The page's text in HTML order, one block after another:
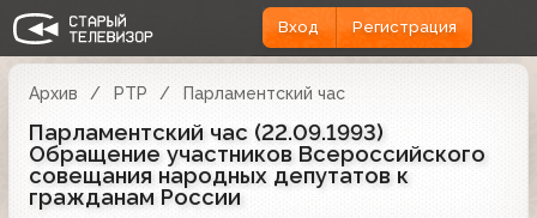
Вход Регистрация
Архив РТР Парламентский час
Парламентский час (22.09.1993)
Обращение участников Всероссийского
совещания народных депутатов к
гражданам России